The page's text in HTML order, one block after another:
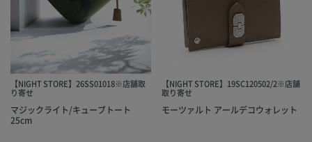
【NIGHT STORE】26SS01018※店舗取
り寄せ
マジックライト/キューブトート
25cm
【NIGHT STORE】19SC120502/2※店舗
取り寄せ
モーツァルト アールデコウォレット